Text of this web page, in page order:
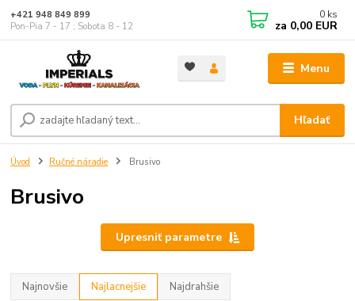
Menu
Hľadať
+421 948 849 899
Pon-Pia 7 - 17 ; Sobota 8 - 12
0 ks
za 0,00 EUR
Úvod Ručné náradie Brusivo
Brusivo
Upresniť parametre
Najnovšie Najlacnejšie Najdrahšie